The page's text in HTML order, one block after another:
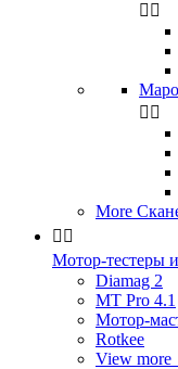
 
 
More
 
Мотор-тестеры
Diamag 2
MT Pro 4.1
Мотор-
Rotkee
View more